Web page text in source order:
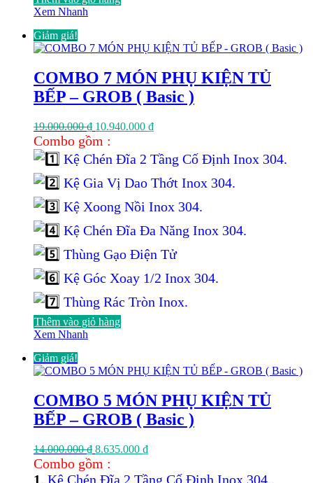
Xem Nhanh
Giảm giá!
COMBO 7 MÓN PHỤ KIỆN TỦ
BẾP – GROB ( Basic )
19.000.000₫ Giá
gốc
19.000.000 ₫.
10.940.000 ₫Giá
tại
là:
10.940.000 ₫.
Combo gồm :
Kệ Chén Đĩa 2 Tầng Cố Định Inox 304.
Kệ Gia Vị Dao Thớt Inox 304.
Kệ Xoong Nồi Inox 304.
Kệ Chén Đĩa Đa Năng Inox 304.
Thùng Gạo Điện Tử
Kệ Góc Xoay 1/2 Inox 304.
Thùng Rác Tròn Inox.
Thêm vào giỏ hàng
Xem Nhanh
Giảm giá!
COMBO 5 MÓN PHỤ KIỆN TỦ
BẾP – GROB ( Basic )
14.000.000₫ Giá
gốc
là:
8.635.000 ₫Giá
tại
Combo gồm :
1. Kệ Chén Đĩa 2 Tầng Cố Định Inox 304.